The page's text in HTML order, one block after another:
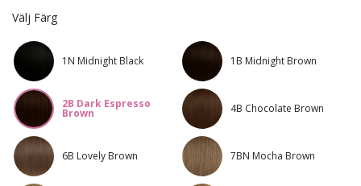
Välj Färg
1N Midnight Black 1B Midnight Brown
2B Dark Espresso
Brown 4B Chocolate Brown
6B Lovely Brown 7BN Mocha Brown